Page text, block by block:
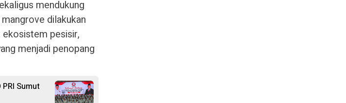
mendukung
dilakukan
ekosistem pesisir,
menjadi penopang
Sumut